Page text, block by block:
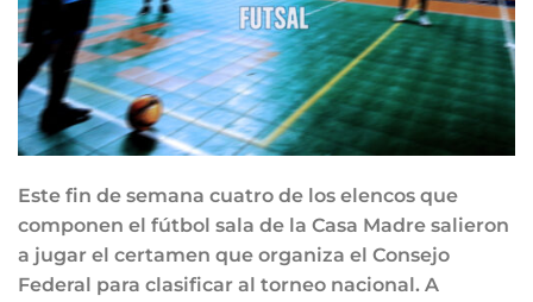
Este fin de semana cuatro de los elencos que
componen el fútbol sala de la Casa Madre salieron
a jugar el certamen que organiza el Consejo
Federal para clasificar al torneo nacional. A